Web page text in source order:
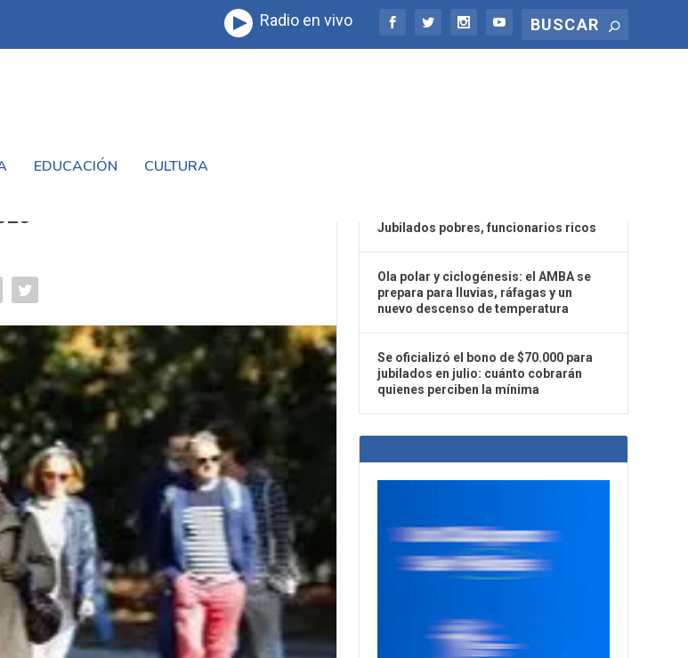
Radio en vivo
EDUCACIÓN CULTURA
Jubilados pobres, funcionarios ricos
Ola polar y ciclogénesis: el AMBA se
prepara para lluvias, ráfagas y un
nuevo descenso de temperatura
Se oficializó el bono de $70.000 para
jubilados en julio: cuánto cobrarán
quienes perciben la mínima